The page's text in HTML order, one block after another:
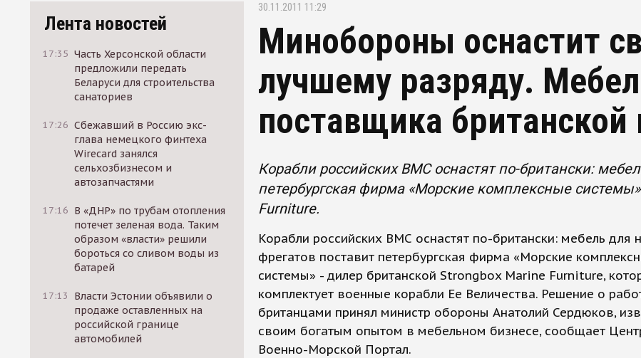
Лента новостей
17:35 Часть Херсонской области
предложили передать
Беларуси для строительства
санаториев
17:26 Сбежавший в Россию экс-
глава немецкого финтеха
Wirecard занялся
сельхозбизнесом и
автозапчастями
17:16 В «ДНР» по трубам отопления
потечет зеленая вода. Таким
образом «власти» решили
бороться со сливом воды из
батарей
17:13
Власти Эстонии объявили о
продаже оставленных на
российской границе
автомобилей
30.11.2011 11:29
Минобороны оснастит
лучшему разряду.
поставщика
Корабли российских ВМС оснастят по-британски:
петербургская фирма «Морские комплексные
Furniture.
Корабли российских ВМС оснастят по-британски: мебель для
фрегатов поставит петербургская фирма «Морские
системы» - дилер британской Strongbox Marine Furniture,
комплектует военные корабли Ее Величества. Решение о
британцами принял министр обороны Анатолий Сердюков,
своим богатым опытом в мебельном бизнесе, сообщает
Военно-Морской Портал.